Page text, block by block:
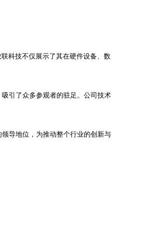
科技不仅展示了其在硬件设备、数
引了众多参观者的驻足。公司技术
导地位，为推动整个行业的创新与